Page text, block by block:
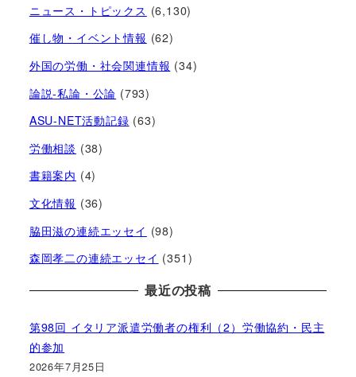
ニュース・トピックス (6,130)
催し物・イベント情報 (62)
外国の労働・社会関連情報 (34)
論説-私論・公論 (793)
ASU-NET活動記録 (63)
労働相談 (38)
書籍案内 (4)
文化情報 (36)
脇田滋の連続エッセイ (98)
森岡孝二の連続エッセイ (351)
最近の投稿
第98回 イタリア派遣労働者の権利（2）労働協約・民主
的参加
2026年7月25日